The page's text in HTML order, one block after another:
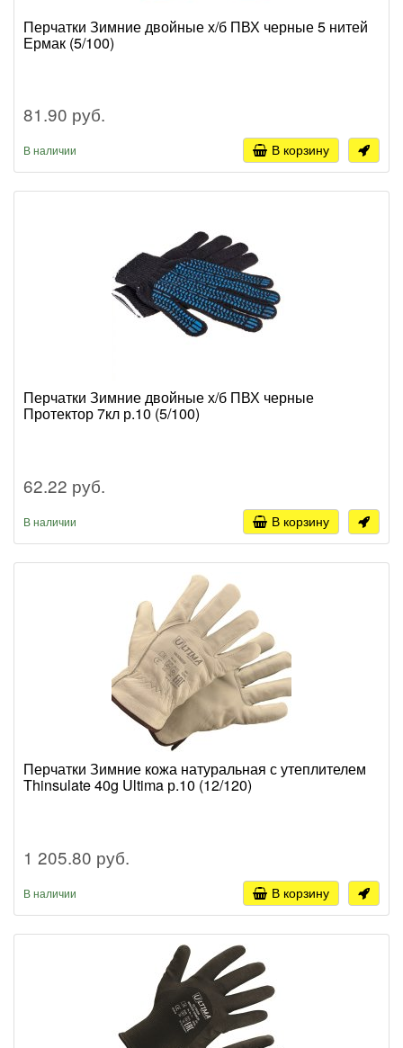
Перчатки Зимние двойные х/б ПВХ черные 5 нитей
Ермак (5/100)
81.90 руб.
В наличии В корзину
Перчатки Зимние двойные х/б ПВХ черные
Протектор 7кл р.10 (5/100)
62.22 руб.
В наличии В корзину
Перчатки Зимние кожа натуральная с утеплителем
Thinsulate 40g Ultima р.10 (12/120)
1 205.80 руб.
В наличии В корзину